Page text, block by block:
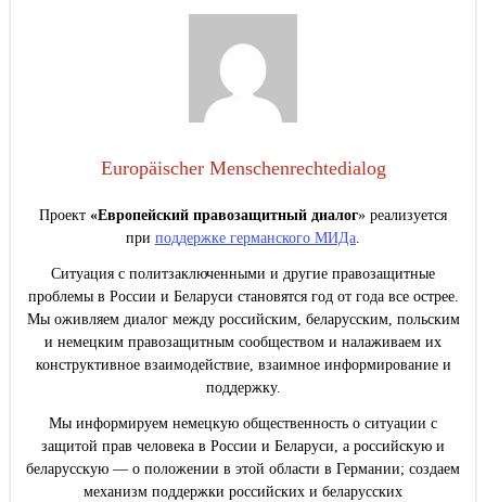
Europäischer Menschenrechtedialog
Проект «Европейский правозащитный диалог» реализуется
при поддержке германского МИДа.
Ситуация с политзаключенными и другие правозащитные
проблемы в России и Беларуси становятся год от года все острее.
Мы оживляем диалог между российским, беларусским, польским
и немецким правозащитным сообществом и налаживаем их
конструктивное взаимодействие, взаимное информирование и
поддержку.
Мы информируем немецкую общественность о ситуации с
защитой прав человека в России и Беларуси, а российскую и
беларусскую — о положении в этой области в Германии; создаем
механизм поддержки российских и беларусских